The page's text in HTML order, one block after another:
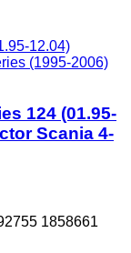
12.04)
(1995-2006)
124 (01.95-
Scania 4-
1858661